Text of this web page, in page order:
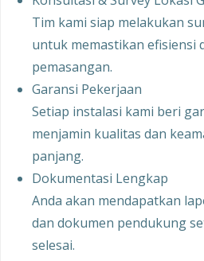
Tim kami siap melakukan
untuk memastikan efisiensi
pemasangan.
Garansi Pekerjaan
Setiap instalasi kami beri
menjamin kualitas dan
panjang.
Dokumentasi Lengkap
Anda akan mendapatkan
dan dokumen pendukung
selesai.